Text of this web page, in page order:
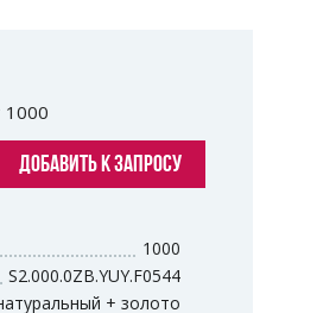
1000
ДОБАВИТЬ К ЗАПРОСУ
1000
S2.000.0ZB.YUY.F0544
+ золото